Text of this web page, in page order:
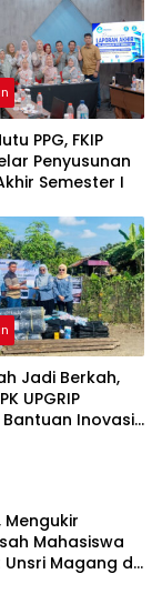
PPG, FKIP
Penyusunan
Semester I
Jadi Berkah,
UPGRIP
Inovasi
Mahasiswa
Magang di